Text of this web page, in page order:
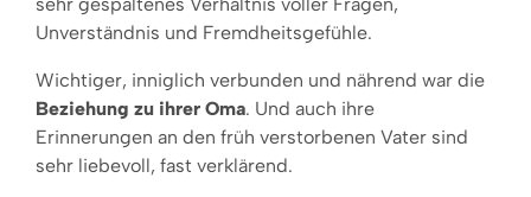
Unverständnis und Fremdheitsgefühle.
Wichtiger, inniglich verbunden und nährend war die
Beziehung zu ihrer Oma. Und auch ihre
Erinnerungen an den früh verstorbenen Vater sind
sehr liebevoll, fast verklärend.